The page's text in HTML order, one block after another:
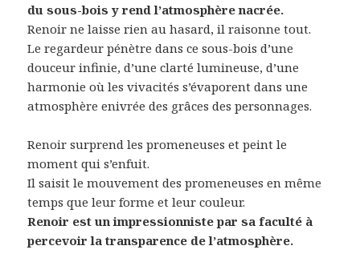
du sous-bois y rend l’atmosphère nacrée.
Renoir ne laisse rien au hasard, il raisonne tout.
Le regardeur pénètre dans ce sous-bois d’une
douceur infinie, d’une clarté lumineuse, d’une
harmonie où les vivacités s’évaporent dans une
atmosphère enivrée des grâces des personnages.
Renoir surprend les promeneuses et peint le
moment qui s’enfuit.
Il saisit le mouvement des promeneuses en même
temps que leur forme et leur couleur.
Renoir est un impressionniste par sa faculté à
percevoir la transparence de l’atmosphère.